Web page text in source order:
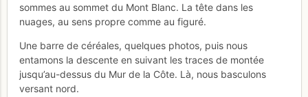
sommes au sommet du Mont Blanc. La tête dans les
nuages, au sens propre comme au figuré.
Une barre de céréales, quelques photos, puis nous
entamons la descente en suivant les traces de montée
jusqu’au-dessus du Mur de la Côte. Là, nous basculons
versant nord.